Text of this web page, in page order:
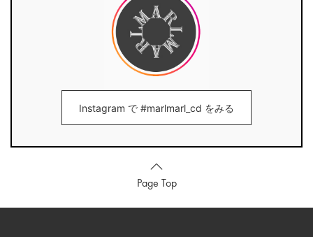
Instagram で #marlmarl_cd をみる
Page Top